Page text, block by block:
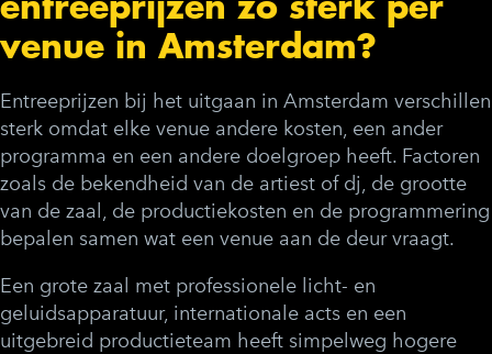
venue in Amsterdam?
Entreeprijzen bij het uitgaan in Amsterdam verschillen
sterk omdat elke venue andere kosten, een ander
programma en een andere doelgroep heeft. Factoren
zoals de bekendheid van de artiest of dj, de grootte
van de zaal, de productiekosten en de programmering
bepalen samen wat een venue aan de deur vraagt.
Een grote zaal met professionele licht- en
geluidsapparatuur, internationale acts en een
uitgebreid productieteam heeft simpelweg hogere